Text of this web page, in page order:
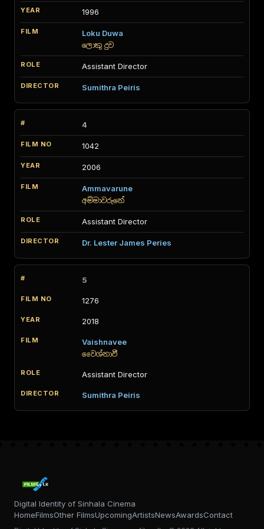
1996
Loku Duwa
ලොකු දුව
Assistant Director
Sumithra Peiris
4
1042
2006
Ammavarune
අම්මාවරුනේ
Assistant Director
Dr. Lester James Peries
5
1276
2018
Vaishnavee
වෛශ්නාවී
Assistant Director
Sumithra Peiris
Digital Identity of Sinhala Cinema
HomeFilmsOther FilmsUpcomingArtistsNewsAwardsContact